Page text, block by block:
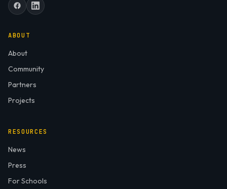
ABOUT
About
Community
Partners
Projects
RESOURCES
News
Press
For Schools